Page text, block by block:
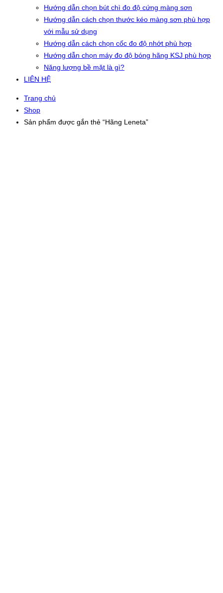
Hướng dẫn chọn bút chì đo độ cứng màng sơn
Hướng dẫn cách chọn thước kéo màng sơn phù hợp
với mẫu sử dụng
Hướng dẫn cách chọn cốc đo độ nhớt phù hợp
Hướng dẫn chọn máy đo độ bóng hãng KSJ phù hợp
Năng lượng bề mặt là gì?
LIÊN HỆ
Trang chủ
Shop
Sản phẩm được gắn thẻ “Hãng Leneta”